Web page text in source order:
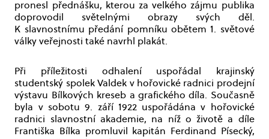
pronesl přednášku, kterou za velkého zájmu publika
doprovodil světelnými obrazy svých děl.
K slavnostnímu předání pomníku obětem 1. světové
války veřejnosti také navrhl plakát.
Při příležitosti odhalení uspořádal krajinský
studentský spolek Valdek v hořovické radnici prodejní
výstavu Bílkových kreseb a grafického díla. Současně
byla v sobotu 9. září 1922 uspořádána v hořovické
radnici slavnostní akademie, na níž o životě a díle
Františka Bílka promluvil kapitán Ferdinand Písecký,